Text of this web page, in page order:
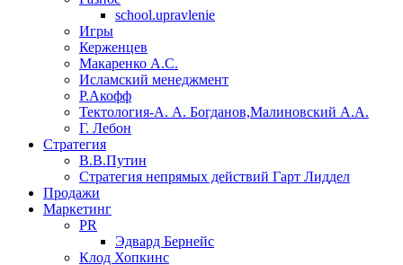
school.upravlenie
Игры
Керженцев
Макаренко А.С.
Исламский менеджмент
Р.Акофф
Тектология-А. А. Богданов,Малиновский А.А.
​Г. Лебон
Стратегия
В.В.Путин
​Стратегия непрямых действий Гарт Лиддел
Продажи
Маркетинг
PR
Эдвард Бернейс
Клод Хопкинс